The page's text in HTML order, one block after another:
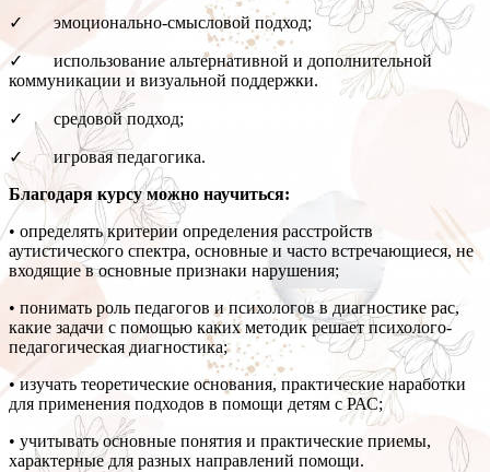
✓ эмоционально-смысловой подход;
✓ использование альтернативной и дополнительной
коммуникации и визуальной поддержки.
✓ средовой подход;
✓ игровая педагогика.
Благодаря курсу можно научиться:
• определять критерии определения расстройств
аутистического спектра, основные и часто встречающиеся, не
входящие в основные признаки нарушения;
• понимать роль педагогов и психологов в диагностике рас,
какие задачи с помощью каких методик решает психолого-
педагогическая диагностика;
• изучать теоретические основания, практические наработки
для применения подходов в помощи детям с РАС;
• учитывать основные понятия и практические приемы,
характерные для разных направлений помощи.